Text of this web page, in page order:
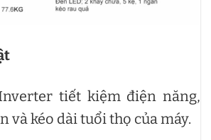
tiết kiệm điện năng,
và kéo dài tuổi thọ của máy.